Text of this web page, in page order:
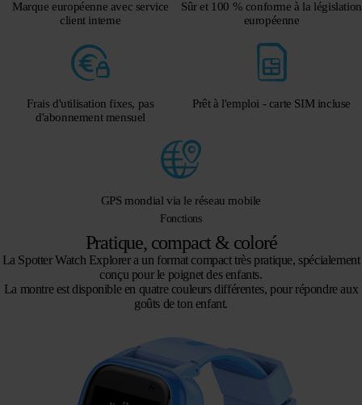
Marque européenne avec service
client interne
Sûr et 100 % conforme à la législation
européenne
Frais d'utilisation fixes, pas
d'abonnement mensuel
Prêt à l'emploi - carte SIM incluse
GPS mondial via le réseau mobile
Fonctions
Pratique, compact & coloré
La Spotter Watch Explorer a un format compact très pratique, spécialement
conçu pour le poignet des enfants.
La montre est disponible en quatre couleurs différentes, pour répondre aux
goûts de ton enfant.